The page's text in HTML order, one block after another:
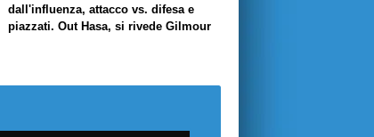
dall'influenza, attacco vs. difesa e
piazzati. Out Hasa, si rivede Gilmour